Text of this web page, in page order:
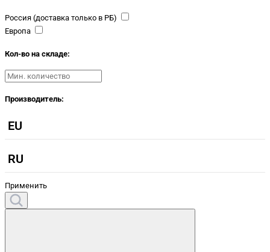
Россия (доставка только в РБ)
Европа
Кол-во на складе:
Производитель:
EU
RU
Применить